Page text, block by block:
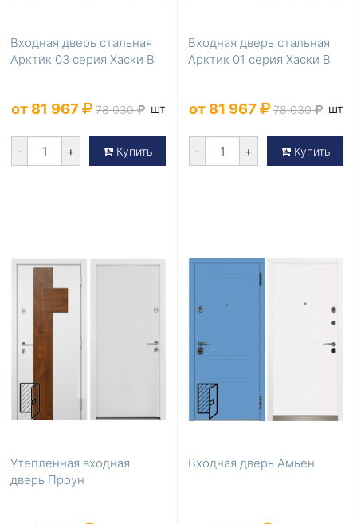
Входная дверь стальная
Арктик 03 серия Хаски B
от 81 967 78 030 шт
- + Купить
Входная дверь стальная
Арктик 01 серия Хаски B
от 81 967 78 030 шт
- + Купить
Утепленная входная
дверь Проун
Входная дверь Амьен